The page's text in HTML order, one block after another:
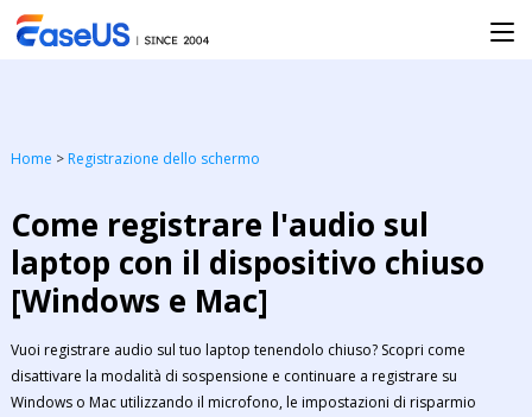
Home > Registrazione dello schermo
Come registrare l'audio sul
laptop con il dispositivo chiuso
[Windows e Mac]
Vuoi registrare audio sul tuo laptop tenendolo chiuso? Scopri come
disattivare la modalità di sospensione e continuare a registrare su
Windows o Mac utilizzando il microfono, le impostazioni di risparmio